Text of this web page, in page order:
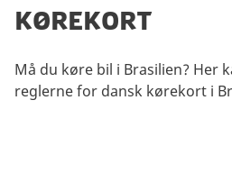
Kørekort
Må du køre bil i Brasilien? Her
reglerne for dansk kørekort i